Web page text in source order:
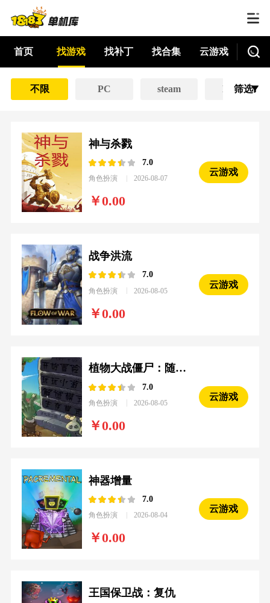
首页 找游戏 找补丁 找合集 云游戏
不限 PC steam EPIC
筛选
神与杀戮
7.0
角色扮演 2026-08-07
0.00
云游戏
战争洪流
7.0
角色扮演 2026-08-05
0.00
云游戏
植物大战僵尸：随机模仿者2.0
7.0
角色扮演 2026-08-05
0.00
云游戏
神器增量
7.0
角色扮演 2026-08-04
0.00
云游戏
王国保卫战：复仇